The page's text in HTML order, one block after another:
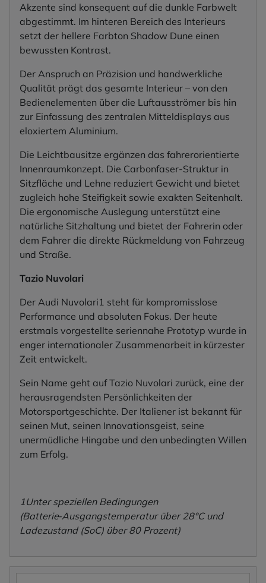
Akzente sind konsequent auf die dunkle Farbwelt
abgestimmt. Im hinteren Bereich des Interieurs
setzt der hellere Farbton Shadow Dune einen
bewussten Kontrast.
Der Anspruch an Präzision und handwerkliche
Qualität prägt das gesamte Interieur – von den
Bedienelementen über die Luftausströmer bis hin
zur Einfassung des zentralen Mitteldisplays aus
eloxiertem Aluminium.
Die Leichtbausitze ergänzen das fahrerorientierte
Innenraumkonzept. Die Carbonfaser-Struktur in
Sitzfläche und Lehne reduziert Gewicht und bietet
zugleich hohe Steifigkeit sowie exakten Seitenhalt.
Die ergonomische Auslegung unterstützt eine
natürliche Sitzhaltung und bietet der Fahrerin oder
dem Fahrer die direkte Rückmeldung von Fahrzeug
und Straße.
Tazio Nuvolari
Der Audi Nuvolari1 steht für kompromisslose
Performance und absoluten Fokus. Der heute
erstmals vorgestellte seriennahe Prototyp wurde in
enger internationaler Zusammenarbeit in kürzester
Zeit entwickelt.
Sein Name geht auf Tazio Nuvolari zurück, eine der
herausragendsten Persönlichkeiten der
Motorsportgeschichte. Der Italiener ist bekannt für
seinen Mut, seinen Innovationsgeist, seine
unermüdliche Hingabe und den unbedingten Willen
zum Erfolg.
1Unter speziellen Bedingungen
(Batterie‑Ausgangstemperatur über 28°C und
Ladezustand (SoC) über 80 Prozent)